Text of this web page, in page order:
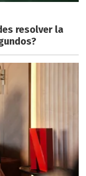
resolver la